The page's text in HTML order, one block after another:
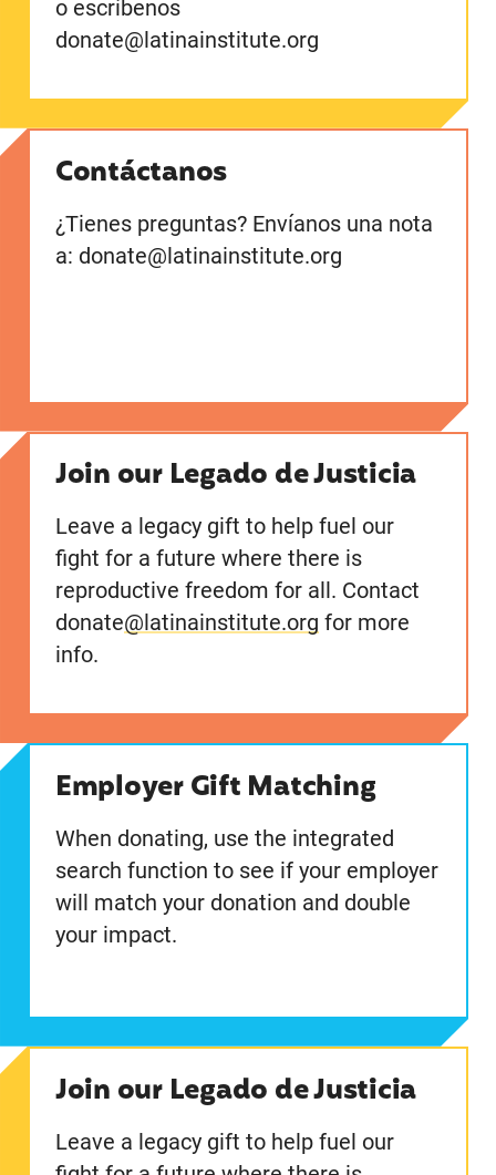
o escríbenos
donate@latinainstitute.org
Contáctanos
¿Tienes preguntas? Envíanos una nota
a: donate@latinainstitute.org
Join our Legado de Justicia
Leave a legacy gift to help fuel our
fight for a future where there is
reproductive freedom for all. Contact
donate@latinainstitute.org for more
info.
Employer Gift Matching
When donating, use the integrated
search function to see if your employer
will match your donation and double
your impact.
Join our Legado de Justicia
Leave a legacy gift to help fuel our